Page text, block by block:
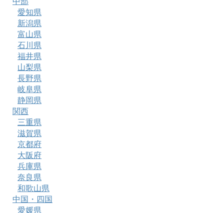
愛知県
新潟県
富山県
石川県
福井県
山梨県
長野県
岐阜県
静岡県
関西
三重県
滋賀県
京都府
大阪府
兵庫県
奈良県
和歌山県
中国・四国
愛媛県